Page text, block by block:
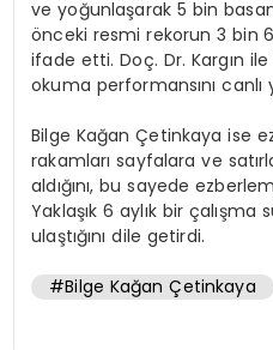
ve yoğunlaşarak 5 bin
önceki resmi rekorun 3 bin
ifade etti. Doç. Dr. Kargın
okuma performansını
Bilge Kağan Çetinkaya ise
rakamları sayfalara ve
aldığını, bu sayede
Yaklaşık 6 aylık bir
ulaştığını dile getirdi.
#Bilge Kağan Çetinkaya